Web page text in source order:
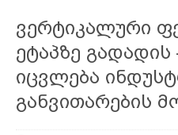
ვერტიკალური
ეტაპზე
იცვლება
განვითარების